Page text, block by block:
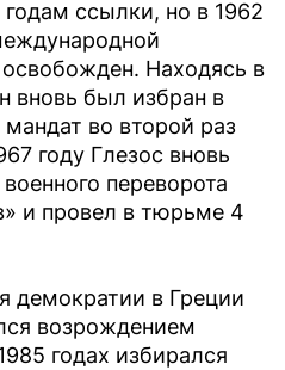
ссылки, но в 1962
Находясь в
вновь был избран в
во второй раз
году Глезос вновь
переворота
и провел в тюрьме 4
демократии в Греции
возрождением
годах избирался